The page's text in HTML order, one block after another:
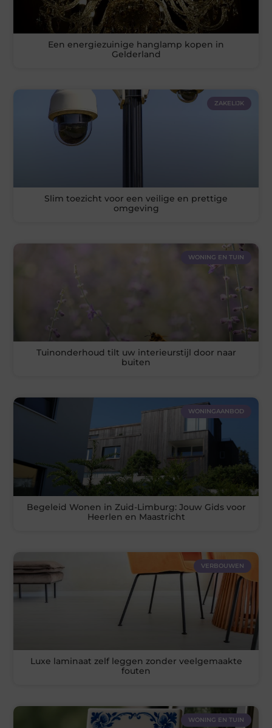
Een energiezuinige hanglamp kopen in
Gelderland
ZAKELIJK
Slim toezicht voor een veilige en prettige
omgeving
WONING EN TUIN
Tuinonderhoud tilt uw interieurstijl door naar
buiten
WONINGAANBOD
Begeleid Wonen in Zuid-Limburg: Jouw Gids voor
Heerlen en Maastricht
VERBOUWEN
Luxe laminaat zelf leggen zonder veelgemaakte
fouten
WONING EN TUIN